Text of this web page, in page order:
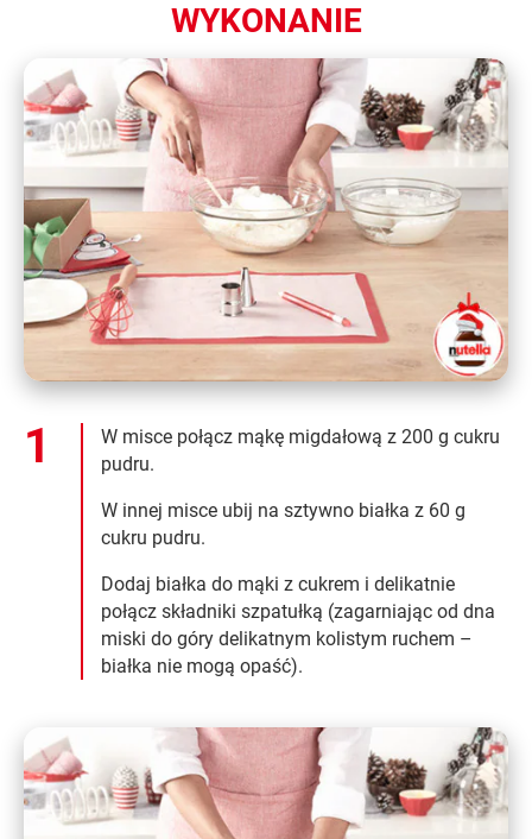
WYKONANIE
W misce połącz mąkę migdałową z 200 g cukru
pudru.
W innej misce ubij na sztywno białka z 60 g
cukru pudru.
Dodaj białka do mąki z cukrem i delikatnie
połącz składniki szpatułką (zagarniając od dna
miski do góry delikatnym kolistym ruchem –
białka nie mogą opaść).